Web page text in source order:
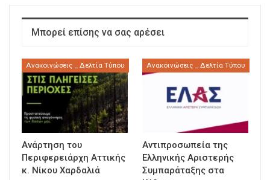
Μπορεί επίσης να σας αρέσει
Ανακοινώσεις _ Δελτία Τύπου
Ανάρτηση του
Περιφερειάρχη Αττικής
κ. Νίκου Χαρδαλιά
Ανακοινώσεις _ Δελτία Τύπου
Αντιπροσωπεία της
Ελληνικής Αριστερής
Συμπαράταξης στα